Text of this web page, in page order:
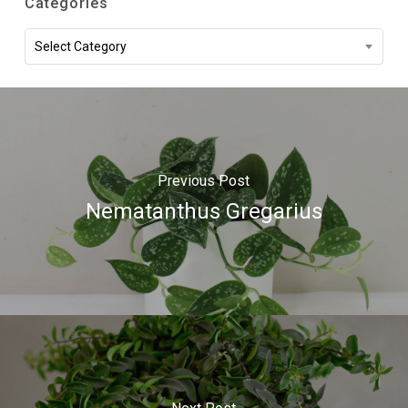
Categories
Categories
Select Category
Previous Post
Nematanthus Gregarius